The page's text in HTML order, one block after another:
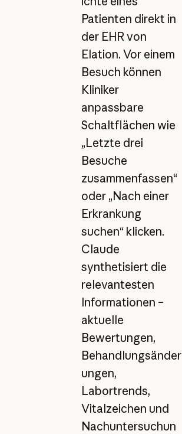
Patienten direkt in
der EHR von
Elation. Vor einem
Besuch können
Kliniker
anpassbare
Schaltflächen wie
„Letzte drei
Besuche
zusammenfassen“
oder „Nach einer
Erkrankung
suchen“ klicken.
Claude
synthetisiert die
relevantesten
Informationen –
aktuelle
Bewertungen,
Behandlungsänder
ungen,
Labortrends,
Vitalzeichen und
Nachuntersuchun